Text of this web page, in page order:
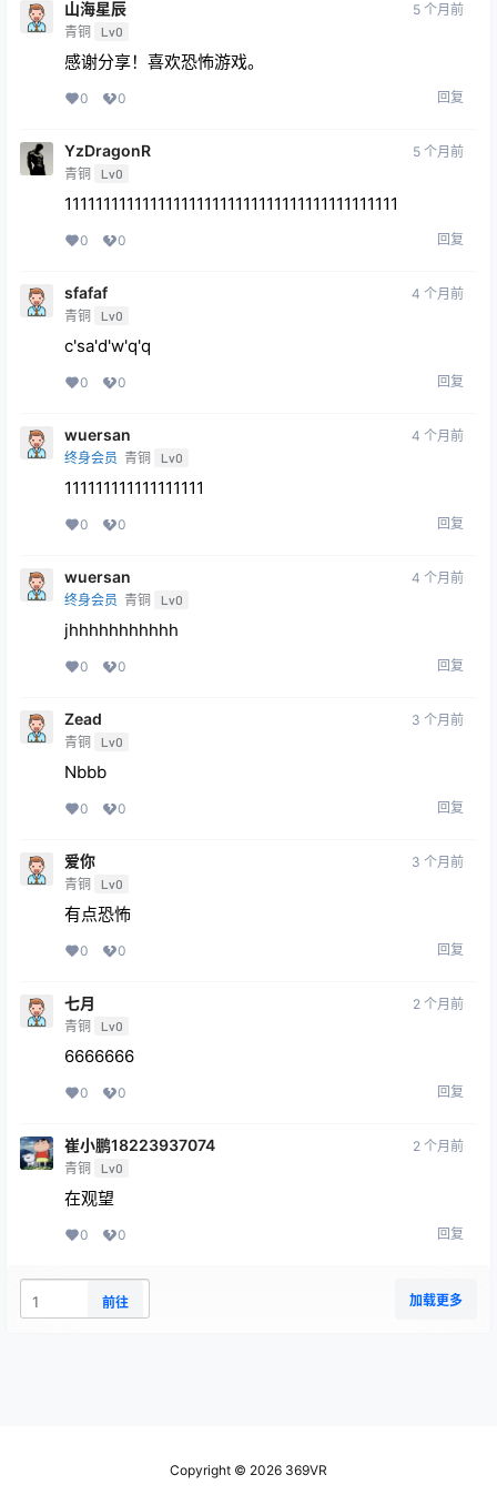
山海星辰
青铜 Lv0
5 个月前
感谢分享！喜欢恐怖游戏。
0 0 回复
YzDragonR
青铜 Lv0
5 个月前
1111111111111111111111111111111111111111111
0 0 回复
sfafaf
青铜 Lv0
4 个月前
c'sa'd'w'q'q
0 0 回复
wuersan
终身会员 青铜 Lv0
4 个月前
111111111111111111
0 0 回复
wuersan
终身会员 青铜 Lv0
4 个月前
jhhhhhhhhhhh
0 0 回复
Zead
青铜 Lv0
3 个月前
Nbbb
0 0 回复
爱你
青铜 Lv0
3 个月前
有点恐怖
0 0 回复
七月
青铜 Lv0
2 个月前
6666666
0 0 回复
崔小鹏18223937074
青铜 Lv0
2 个月前
在观望
0 0 回复
前往 加载更多
Copyright © 2026 369VR